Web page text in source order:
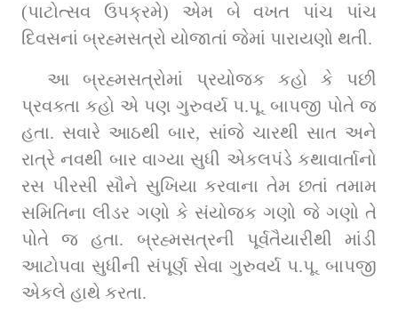
(પાટોત્સવ ઉપક્રમે) એમ બે વખત પાંચ પાંચ
દિવસનાં બ્રહ્મસત્રો યોજાતાં જેમાં પારાયણો થતી.
આ બ્રહ્મસત્રોમાં પ્રયોજક કહો કે પછી
પ્રવક્તા કહો એ પણ ગુરુવર્ય પ.પૂ. બાપજી પોતે જ
હતા. સવારે આઠથી બાર, સાંજે ચારથી સાત અને
રાત્રે નવથી બાર વાગ્યા સુધી એકલપંડે કથાવાર્તાનો
રસ પીરસી સૌને સુખિયા કરવાના તેમ છતાં તમામ
સમિતિના લીડર ગણો કે સંયોજક ગણો જે ગણો તે
પોતે જ હતા. બ્રહ્મસત્રની પૂર્વતૈયારીથી માંડી
આટોપવા સુધીની સંપૂર્ણ સેવા ગુરુવર્ય પ.પૂ. બાપજી
એકલે હાથે કરતા.